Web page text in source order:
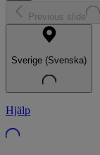
Previous slide
Sverige (Svenska)
Hjälp